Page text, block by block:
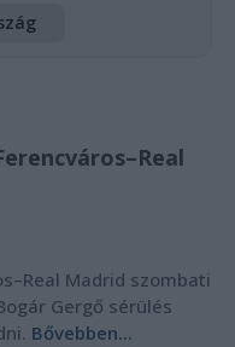
Madrid szombati
Gergő sérülés
Bővebben...